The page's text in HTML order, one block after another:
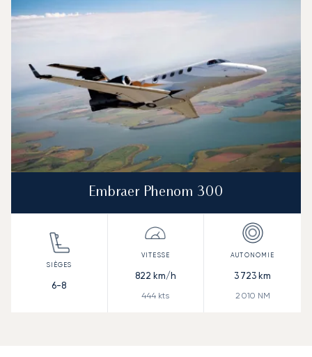
Embraer Phenom 300
6-8
822 km/h
444 kts
3 723 km
2 010 NM